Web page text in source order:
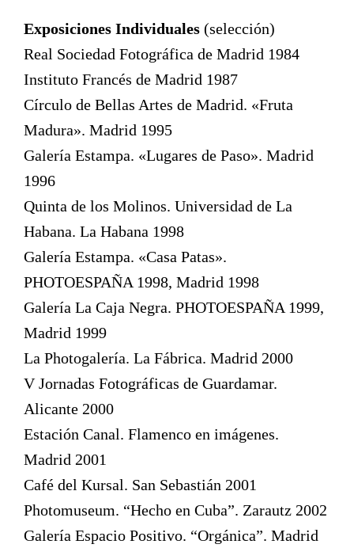
Exposiciones Individuales (selección)
Real Sociedad Fotográfica de Madrid 1984
Instituto Francés de Madrid 1987
Círculo de Bellas Artes de Madrid. «Fruta
Madura». Madrid 1995
Galería Estampa. «Lugares de Paso». Madrid
1996
Quinta de los Molinos. Universidad de La
Habana. La Habana 1998
Galería Estampa. «Casa Patas».
PHOTOESPAÑA 1998, Madrid 1998
Galería La Caja Negra. PHOTOESPAÑA 1999,
Madrid 1999
La Photogalería. La Fábrica. Madrid 2000
V Jornadas Fotográficas de Guardamar.
Alicante 2000
Estación Canal. Flamenco en imágenes.
Madrid 2001
Café del Kursal. San Sebastián 2001
Photomuseum. “Hecho en Cuba”. Zarautz 2002
Galería Espacio Positivo. “Orgánica”. Madrid